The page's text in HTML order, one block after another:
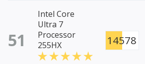
51
Intel Core
Ultra 7
Processor
255HX
14578